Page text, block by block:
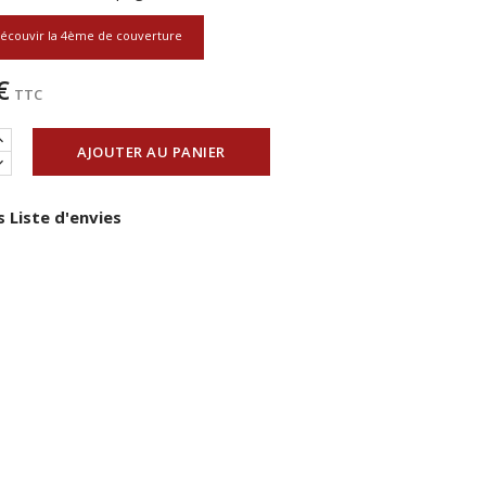
la 4ème de couverture
TTC
AJOUTER AU PANIER
Liste d'envies